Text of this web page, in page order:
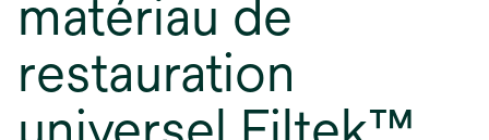
matériau de
restauration